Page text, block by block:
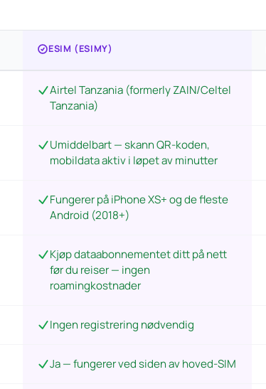
ESIM (ESIMY)
Airtel Tanzania (formerly ZAIN/Celtel
Tanzania)
Umiddelbart — skann QR-koden,
mobildata aktiv i løpet av minutter
Fungerer på iPhone XS+ og de fleste
Android (2018+)
Kjøp dataabonnementet ditt på nett
før du reiser — ingen
roamingkostnader
Ingen registrering nødvendig
Ja — fungerer ved siden av hoved-SIM